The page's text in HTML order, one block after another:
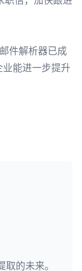
件解析器已成
能进一步提升
的未来。